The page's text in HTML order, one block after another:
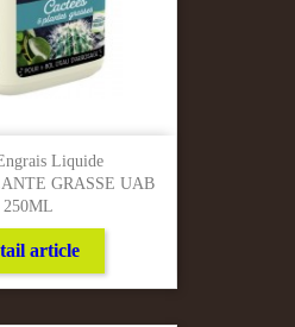
Liquide
GRASSE UAB
250ML
article